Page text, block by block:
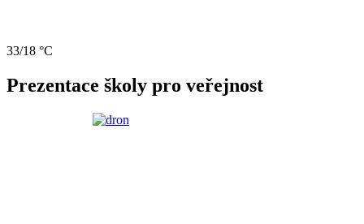
33/18 °C
Prezentace školy pro veřejnost